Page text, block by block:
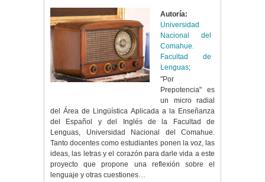
Autoría:
Universidad
Nacional del
Comahue.
Facultad de
Lenguas;
"Por
Prepotencia" es
un micro radial
del Área de Lingüística Aplicada a la Enseñanza
del Español y del Inglés de la Facultad de
Lenguas, Universidad Nacional del Comahue.
Tanto docentes como estudiantes ponen la voz, las
ideas, las letras y el corazón para darle vida a este
proyecto que propone una reflexión sobre el
lenguaje y otras cuestiones…